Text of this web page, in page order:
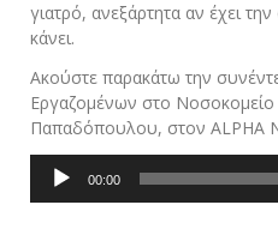
γιατρό, ανεξάρτητα αν έχει
κάνει.
Ακούστε παρακάτω την
Εργαζομένων στο Νοσοκομείο
Παπαδόπουλου, στον ALPHA
Πρόγραμμα
Αναπαραγωγής
00:00